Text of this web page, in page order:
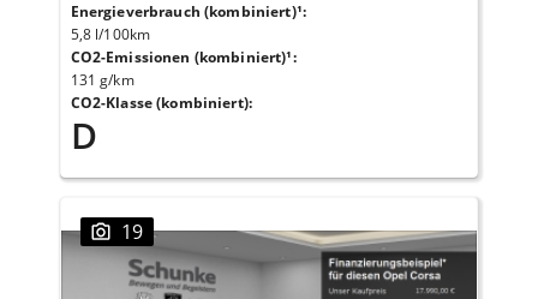
Energieverbrauch (kombiniert)¹:
5,8 l/100km
CO2-Emissionen (kombiniert)¹:
131 g/km
CO2-Klasse (kombiniert):
D
19